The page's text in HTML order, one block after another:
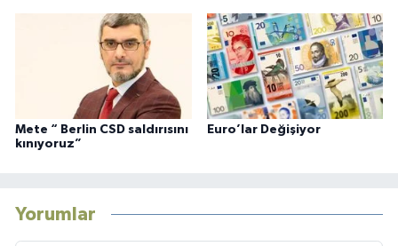
Mete “ Berlin CSD saldırısını
kınıyoruz”
Euro’lar Değişiyor
Yorumlar